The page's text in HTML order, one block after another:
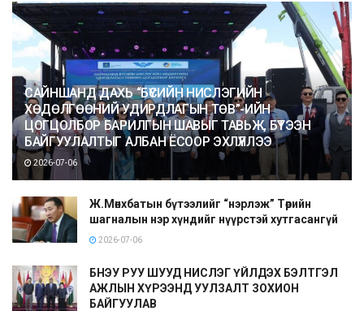
САЙНШАНД ДАХЬ “БҮСИЙН НИСЛЭГИЙН
ХӨДӨЛГӨӨНИЙ УДИРДЛАГЫН ТӨВ”-ИЙН
ЦОГЦОЛБОР БАРИЛГЫН ШАВЫГ ТАВЬЖ, БҮТЭЭН
БАЙГУУЛАЛТЫГ АЛБАН ЁСООР ЭХЛҮҮЛЛЭЭ
2026-07-06
Ж.Мөнхбатын бүтээлийг “нэрлэж” Төрийн
шагналын нэр хүндийг нүүрстэй хутгасангүй
2026-07-06
БНЭУ РУУ ШУУД НИСЛЭГ ҮЙЛДЭХ БЭЛТГЭЛ
АЖЛЫН ХҮРЭЭНД УУЛЗАЛТ ЗОХИОН
БАЙГУУЛАВ